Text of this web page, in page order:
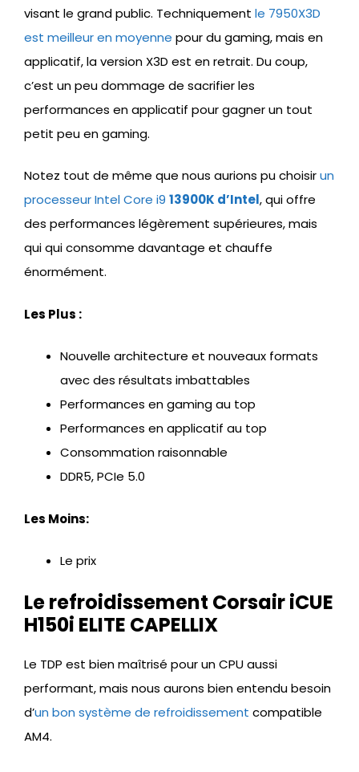
visant le grand public. Techniquement le 7950X3D
est meilleur en moyenne pour du gaming, mais en
applicatif, la version X3D est en retrait. Du coup,
c’est un peu dommage de sacrifier les
performances en applicatif pour gagner un tout
petit peu en gaming.
Notez tout de même que nous aurions pu choisirun
processeur Intel Core i9 13900K d’Intel, qui offre
des performances légèrement supérieures, mais
qui qui consomme davantage et chauffe
énormément.
Les Plus :
Nouvelle architecture et nouveaux formats
avec des résultats imbattables
Performances en gaming au top
Performances en applicatif au top
Consommation raisonnable
DDR5, PCIe 5.0
Les Moins:
Le prix
Le refroidissement Corsair iCUE
H150i ELITE CAPELLIX
Le TDP est bien maîtrisé pour un CPU aussi
performant, mais nous aurons bien entendu besoin
d’un bon système de refroidissement compatible
AM4.